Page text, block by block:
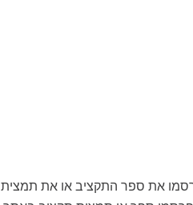
שיעור הרשויות שפרסמו את ספר התקציב או את תמצית